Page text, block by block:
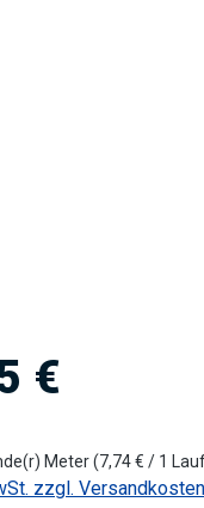
€
Meter(7,74 € / 1
zzgl. Versandkosten